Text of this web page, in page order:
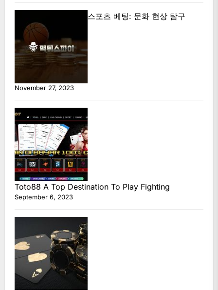
스포츠 베팅: 문화 현상 탐구
November 27, 2023
Toto88 A Top Destination To Play Fighting
September 6, 2023